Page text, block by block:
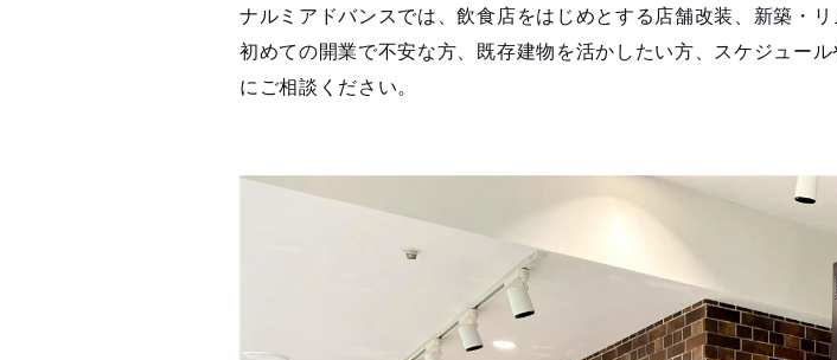
ナルミアドバンスでは、飲食店をはじめとする店舗改装、新築・
初めての開業で不安な方、既存建物を活かしたい方、スケジュー
にご相談ください。